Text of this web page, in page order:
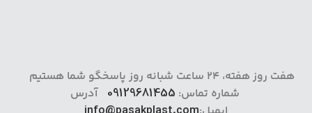
هفت روز هفته، 24 ساعت شبانه روز پاسخگو شما هستیم
شماره تماس: 09129681455 آدرس